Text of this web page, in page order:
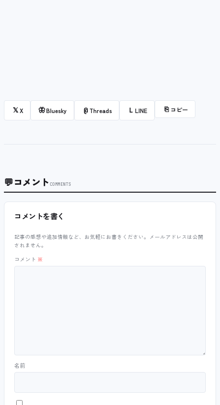
𝕏X 🦋Bluesky @ Threads L LINE ⎘ コピー
💬コメント COMMENTS
コメントを書く
記事の感想や追加情報など、お気軽にお書きください。メールアドレスは公開
されません。
コメント ※
名前